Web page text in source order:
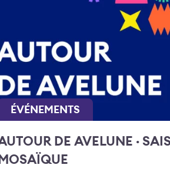
ÉVÉNEMENTS
DE AVELUNE ·
MOSAÏQUE